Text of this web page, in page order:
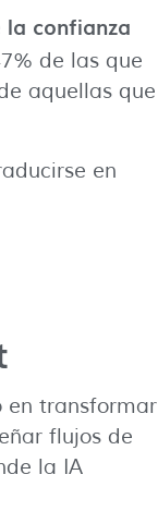
la confianza
de las que
aquellas que
en
en transformar
flujos de
la IA